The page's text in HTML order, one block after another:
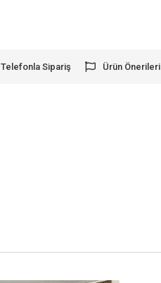
Telefonla Sipariş Ürün Önerileri